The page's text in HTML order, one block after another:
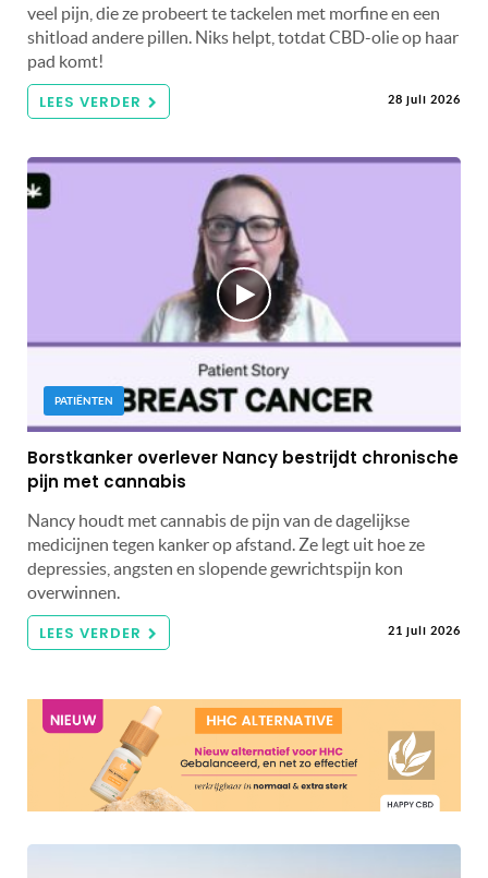
veel pijn, die ze probeert te tackelen met morfine en een
shitload andere pillen. Niks helpt, totdat CBD-olie op haar
pad komt!
LEES VERDER 28 juli 2026
PATIËNTEN
Borstkanker overlever Nancy bestrijdt chronische
pijn met cannabis
Nancy houdt met cannabis de pijn van de dagelijkse
medicijnen tegen kanker op afstand. Ze legt uit hoe ze
depressies, angsten en slopende gewrichtspijn kon
overwinnen.
LEES VERDER 21 juli 2026